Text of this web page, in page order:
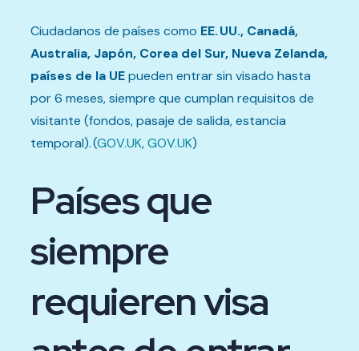
Ciudadanos de países como EE. UU., Canadá,
Australia, Japón, Corea del Sur, Nueva Zelanda,
países de la UEpueden entrar sin visado hasta
por 6 meses, siempre que cumplan requisitos de
visitante (fondos, pasaje de salida, estancia
temporal). (GOV.UK,GOV.UK)
Países que
siempre
requieren visa